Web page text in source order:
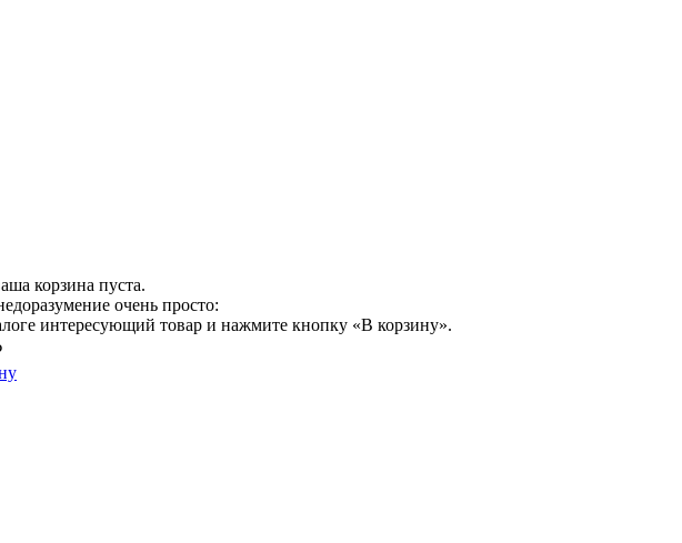
корзина пуста.
очень просто:
интересующий товар и нажмите кнопку «В корзину».